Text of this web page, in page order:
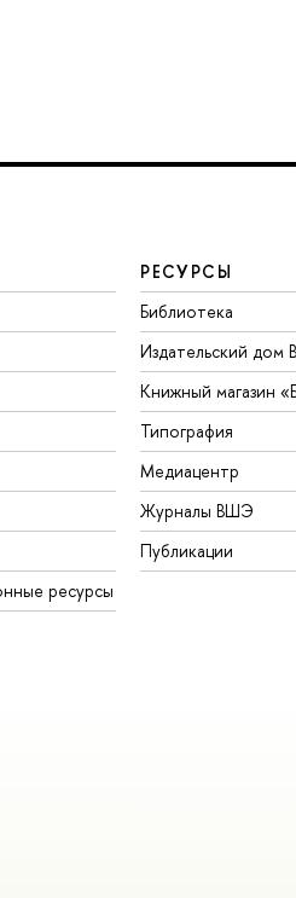
ресурсы
РЕСУРСЫ
Библиотека
Издательский дом
Книжный магазин
Типография
Медиацентр
Журналы ВШЭ
Публикации